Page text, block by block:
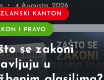
4 Augusta, 2026
KANTON
I PRAVO
se zakoni
u